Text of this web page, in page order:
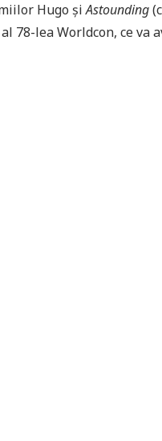
Hugo șiAstounding
al 78-lea Worldcon, ce va